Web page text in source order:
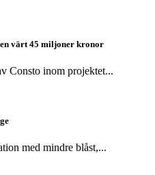
värt 45 miljoner kronor
Consto inom projektet...
med mindre blåst,...